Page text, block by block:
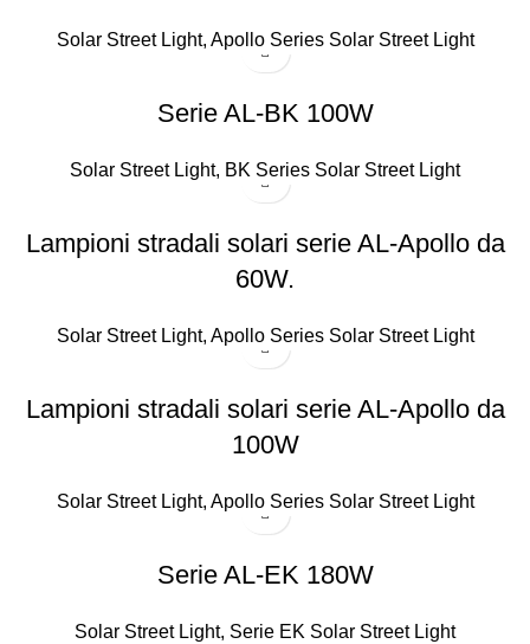
Solar Street Light, Apollo Series Solar Street Light
Serie AL-BK 100W
Solar Street Light, BK Series Solar Street Light
Lampioni stradali solari serie AL-Apollo da
60W.
Solar Street Light, Apollo Series Solar Street Light
Lampioni stradali solari serie AL-Apollo da
100W
Solar Street Light, Apollo Series Solar Street Light
Serie AL-EK 180W
Solar Street Light, Serie EK Solar Street Light